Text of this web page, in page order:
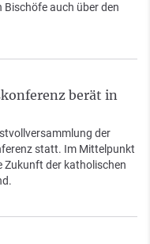
auch über den
berät in
der
statt. Im Mittelpunkt
Zukunft der katholischen